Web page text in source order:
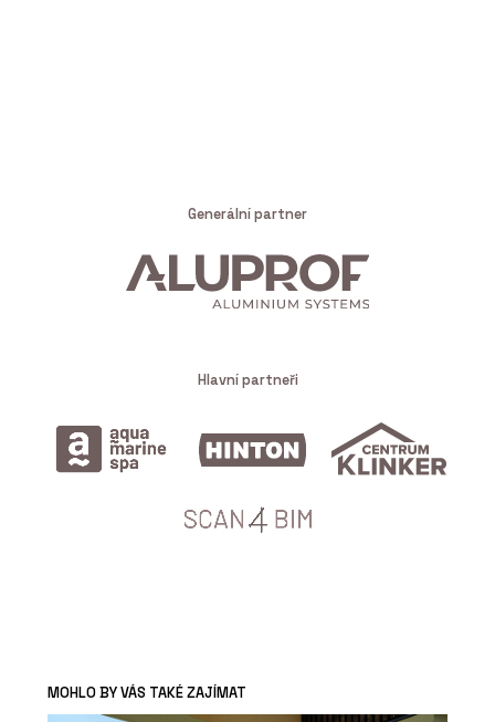
Generální partner
Hlavní partneři
MOHLO BY VÁS TAKÉ ZAJÍMAT